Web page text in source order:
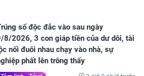
số độc đắc vào sau ngày
8/2026, 3 con giáp tiền của dư dôi, tài
nối đuôi nhau chạy vào nhà, sự
phất lên trông thấy